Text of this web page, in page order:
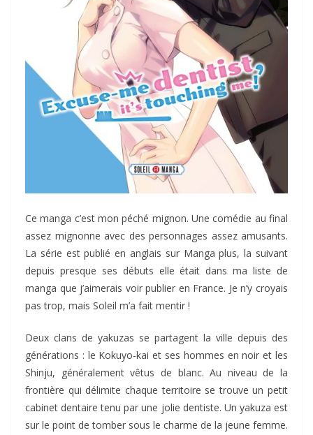
Ce manga c’est mon péché mignon. Une comédie au final
assez mignonne avec des personnages assez amusants.
La série est publié en anglais sur Manga plus, la suivant
depuis presque ses débuts elle était dans ma liste de
manga que j’aimerais voir publier en France. Je n’y croyais
pas trop, mais Soleil m’a fait mentir !
Deux clans de yakuzas se partagent la ville depuis des
générations : le Kokuyo-kai et ses hommes en noir et les
Shinju, généralement vêtus de blanc. Au niveau de la
frontière qui délimite chaque territoire se trouve un petit
cabinet dentaire tenu par une jolie dentiste. Un yakuza est
sur le point de tomber sous le charme de la jeune femme.